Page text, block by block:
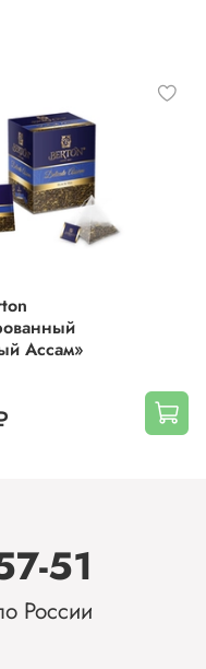
Ассам»
51
России